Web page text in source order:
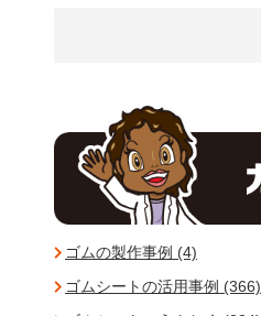
ゴムの製作事例 (4)
ゴムシートの活用事例 (366)